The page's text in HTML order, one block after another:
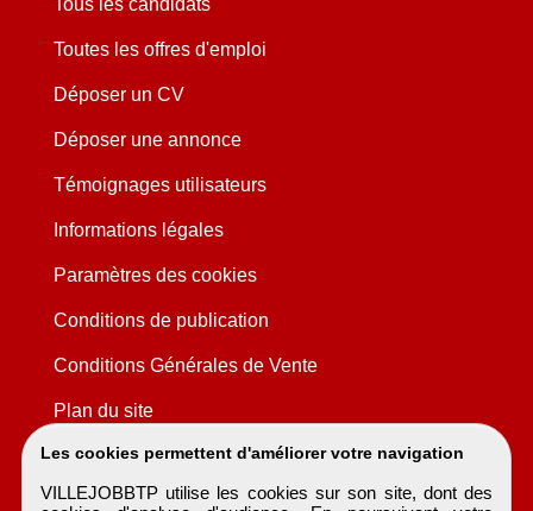
Les cookies permettent d'améliorer votre navigation
VILLEJOBBTP utilise les cookies sur son site, dont des
Tous les candidats
Toutes les offres d'emploi
Déposer un CV
Déposer une annonce
Témoignages utilisateurs
Informations légales
Paramètres des cookies
Conditions de publication
Conditions Générales de Vente
Plan du site